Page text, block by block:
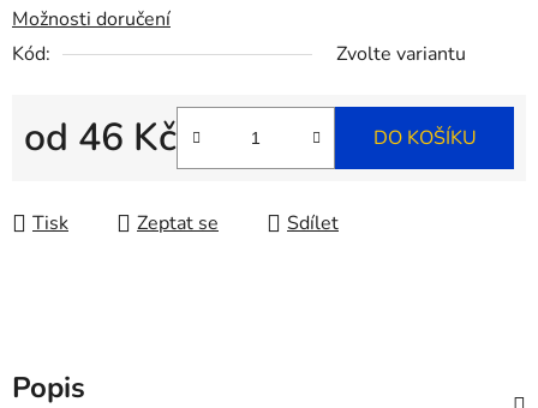
Možnosti doručení
Kód:
Zvolte variantu
od 46 Kč DO KOŠÍKU
Tisk Zeptat se Sdílet
Popis